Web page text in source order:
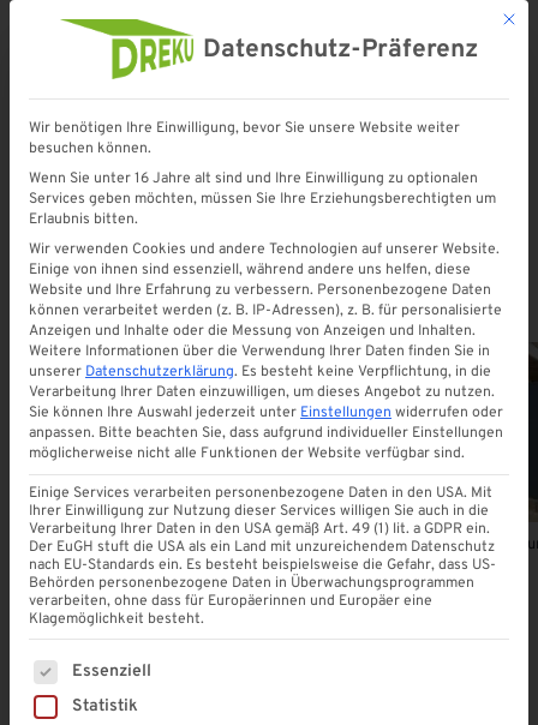
Zaunelemente
ALLE
Alle Produkte ansehen Kunststoff Zaun DREKUTRENN
Unsere Produkt-Highlights
Mit
Datenschutz-Präferenz
Wir benötigen Ihre Einwilligung, bevor Sie unsere Website weiter
besuchen können.
Wenn Sie unter 16 Jahre alt sind und Ihre Einwilligung zu optionalen
Services geben möchten, müssen Sie Ihre Erziehungsberechtigten um
Erlaubnis bitten.
Wir verwenden Cookies und andere Technologien auf unserer Website.
Einige von ihnen sind essenziell, während andere uns helfen, diese
Website und Ihre Erfahrung zu verbessern. Personenbezogene Daten
können verarbeitet werden (z. B. IP-Adressen), z. B. für personalisierte
Anzeigen und Inhalte oder die Messung von Anzeigen und Inhalten.
Weitere Informationen über die Verwendung Ihrer Daten finden Sie in
unserer Datenschutzerklärung. Es besteht keine Verpflichtung, in die
Verarbeitung Ihrer Daten einzuwilligen, um dieses Angebot zu nutzen.
Sie können Ihre Auswahl jederzeit unter Einstellungen widerrufen oder
anpassen. Bitte beachten Sie, dass aufgrund individueller Einstellungen
möglicherweise nicht alle Funktionen der Website verfügbar sind.
Einige Services verarbeiten personenbezogene Daten in den USA. Mit
Ihrer Einwilligung zur Nutzung dieser Services willigen Sie auch in die
Verarbeitung Ihrer Daten in den USA gemäß Art. 49 (1) lit. a GDPR ein.
Der EuGH stuft die USA als ein Land mit unzureichendem Datenschutz
nach EU-Standards ein. Es besteht beispielsweise die Gefahr, dass US-
Behörden personenbezogene Daten in Überwachungsprogrammen
verarbeiten, ohne dass für Europäerinnen und Europäer eine
Klagemöglichkeit besteht.
Es folgt eine Liste der Service-Gruppen, für die eine
Essenziell
Statistik